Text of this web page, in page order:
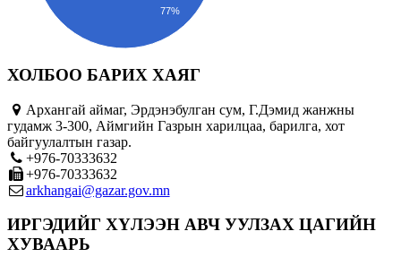
77%
ХОЛБОО БАРИХ ХАЯГ
Архангай аймаг, Эрдэнэбулган сум, Г.Дэмид жанжны
гудамж 3-300, Аймгийн Газрын харилцаа, барилга, хот
байгуулалтын газар.
+976-70333632
+976-70333632
arkhangai@gazar.gov.mn
ИРГЭДИЙГ ХҮЛЭЭН АВЧ УУЛЗАХ ЦАГИЙН
ХУВААРЬ